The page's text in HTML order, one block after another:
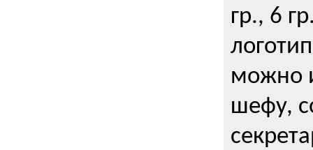
гр., 6
можно
шефу,